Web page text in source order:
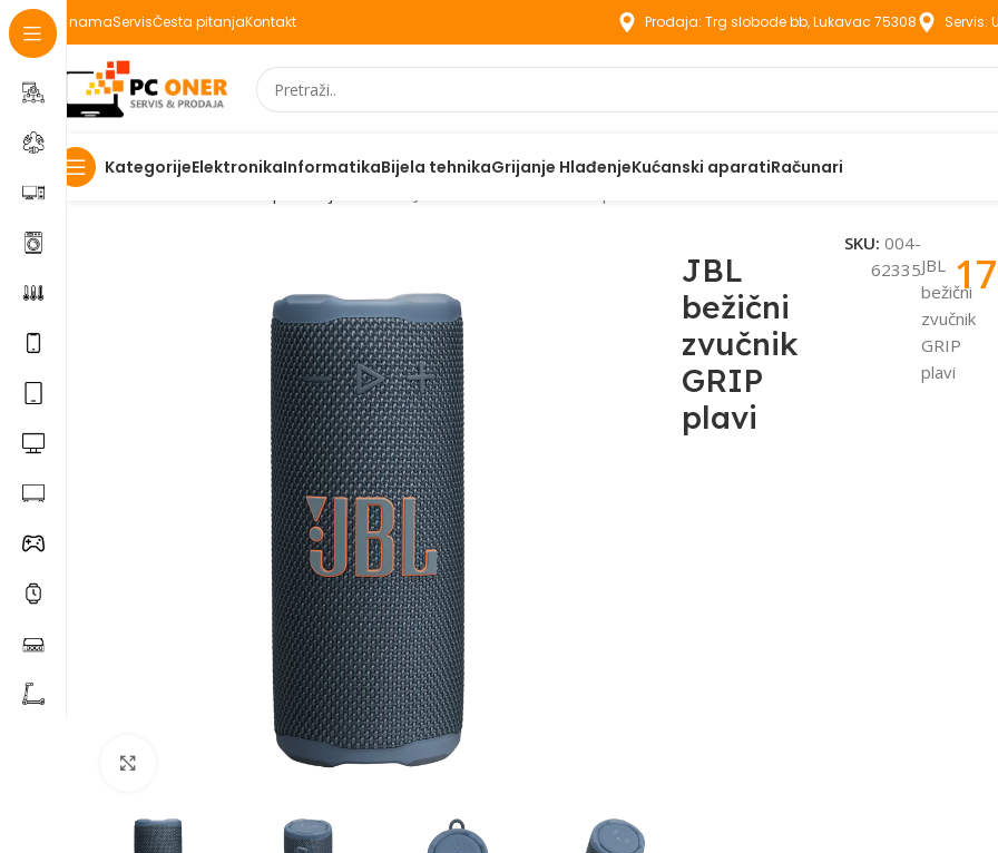
O namaServisČesta pitanjaKontakt Prodaja: Trg slobode bb, Lukavac 75308 Servis:
KategorijeElektronikaInformatikaBijela tehnikaGrijanje HlađenjeKućanski aparatiRačunari
Početna
JBL
bežični
zvučnik
GRIP
plavi
SKU:004-
62335JBL
bežični
zvučnik
GRIP
plavi